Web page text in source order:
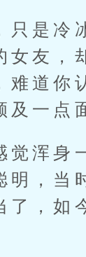
是冷
友，
道你
一点
浑身
，当
，如